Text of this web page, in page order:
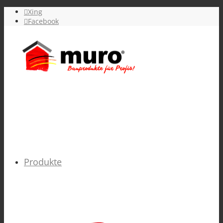
Xing
Facebook
Produkte